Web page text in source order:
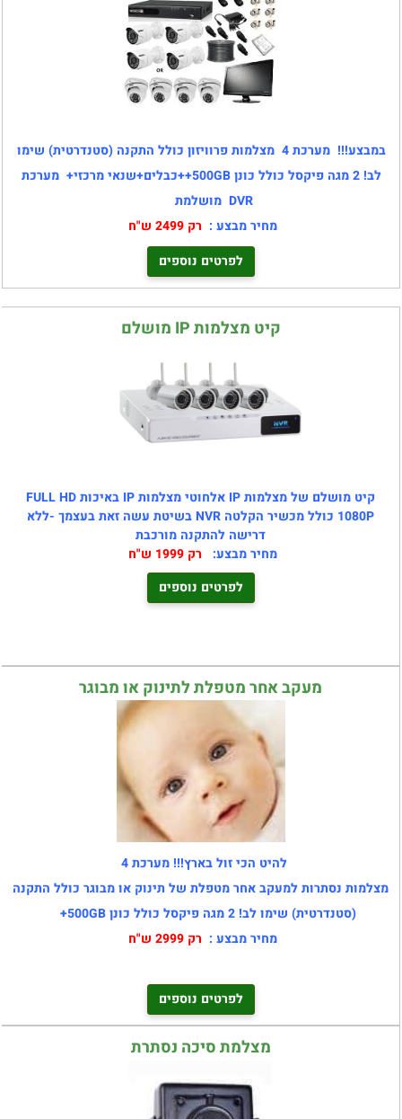
במבצע!!!מערכת 4
מצלמות פרוויזון כולל התקנה (סטנדרטית) שימו
לב! 2 מגה פיקסל כולל כונן 500GB++כבלים+שנאי מרכזי+
מערכת
DVR מושלמת
מחיר מבצע : רק 2499 ש"ח
לפרטים נוספים
קיט מצלמות IP מושלם
קיט מושלם של מצלמות IP אלחוטי מצלמות IP באיכות FULL HD
1080P כולל מכשיר הקלטה NVR בשיטת עשה זאת בעצמך -ללא
דרישה להתקנה מורכבת
מחיר מבצע: רק 1999 ש"ח
לפרטים נוספים
מעקב אחר מטפלת לתינוק או מבוגר
להיט הכי זול בארץ!!! מערכת 4
מצלמות נסתרות למעקב אחר מטפלת של תינוק או מבוגר כולל התקנה
(סטנדרטית) שימו לב! 2 מגה פיקסל כולל כונן 500GB+
מחיר מבצע : רק 2999 ש"ח
לפרטים נוספים
מצלמת סיכה נסתרת